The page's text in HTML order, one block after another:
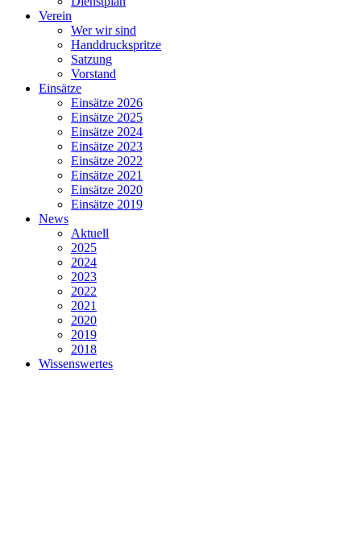
Verein
Wer wir sind
Handdruckspritze
Satzung
Vorstand
Einsätze
Einsätze 2026
Einsätze 2025
Einsätze 2024
Einsätze 2023
Einsätze 2022
Einsätze 2021
Einsätze 2020
Einsätze 2019
News
Aktuell
2025
2024
2023
2022
2021
2020
2019
2018
Wissenswertes